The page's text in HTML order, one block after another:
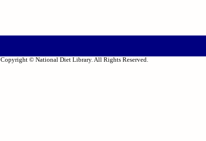
Copyright © National Diet Library. All Rights Reserved.